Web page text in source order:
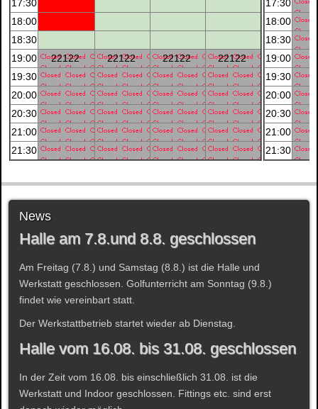
17:30
18:00
18:30
19:00
22122 22122 22122
22122
19:30
20:00
20:30
21:00
21:30
17:30
18:00
18:30
19:00
19:30
20:00
20:30
21:00
21:30
News
Halle am 7.8.und 8.8. geschlossen
Am Freitag (7.8.) und Samstag (8.8.) ist die Halle und
Werkstatt geschlossen. Golfunterricht am Sonntag (9.8.)
findet wie vereinbart statt.
Der Werkstattbetrieb startet wieder ab Dienstag.
Halle vom 16.08. bis 31.08. geschlossen
In der Zeit vom 16.08. bis einschließlich 31.08. ist die
Werkstatt und Indoor geschlossen. Fittings etc. sind erst